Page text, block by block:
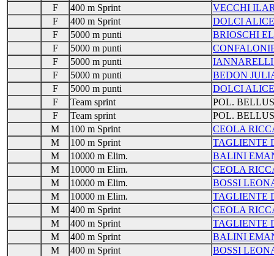
F
400 m Sprint
VECCHI
F
400 m Sprint
DOLCI ALICE
F
5000 m punti
BRIOSCHI
F
5000 m punti
F
5000 m punti
F
5000 m punti
BEDON
F
5000 m punti
DOLCI ALICE
F
Team sprint
POL.
F
Team sprint
POL.
M
100 m Sprint
CEOLA
M
100 m Sprint
TAGLIENTE
M
10000 m Elim.
BALINI
M
10000 m Elim.
CEOLA
M
10000 m Elim.
BOSSI
M
10000 m Elim.
TAGLIENTE
M
400 m Sprint
CEOLA
M
400 m Sprint
TAGLIENTE
M
400 m Sprint
BALINI
M
400 m Sprint
BOSSI